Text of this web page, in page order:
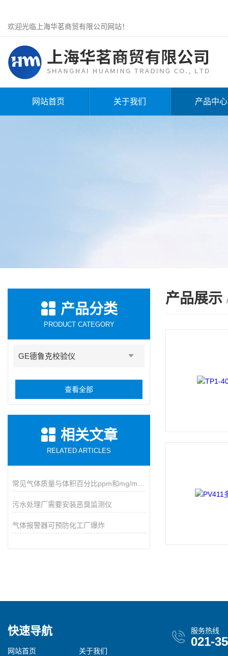
欢迎光临上海华茗商贸有限公司网站！
网站首页 关于我们 产品中心
产品分类
PRODUCT CATEGORY
GE德鲁克校验仪
查看全部
相关文章
RELATED ARTICLES
污水处理厂需要安装恶臭监测仪
气体报警器可预防化工厂爆炸
产品展示
快速导航
网站首页
关于我们
服务热线
021-